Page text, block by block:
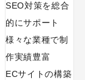
SEO対策を総合
的にサポート
様々な業種で制
作実績豊富
ECサイトの構築